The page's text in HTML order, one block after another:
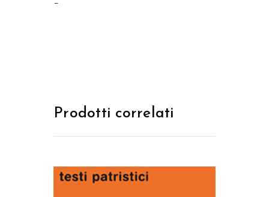
–
Prodotti correlati